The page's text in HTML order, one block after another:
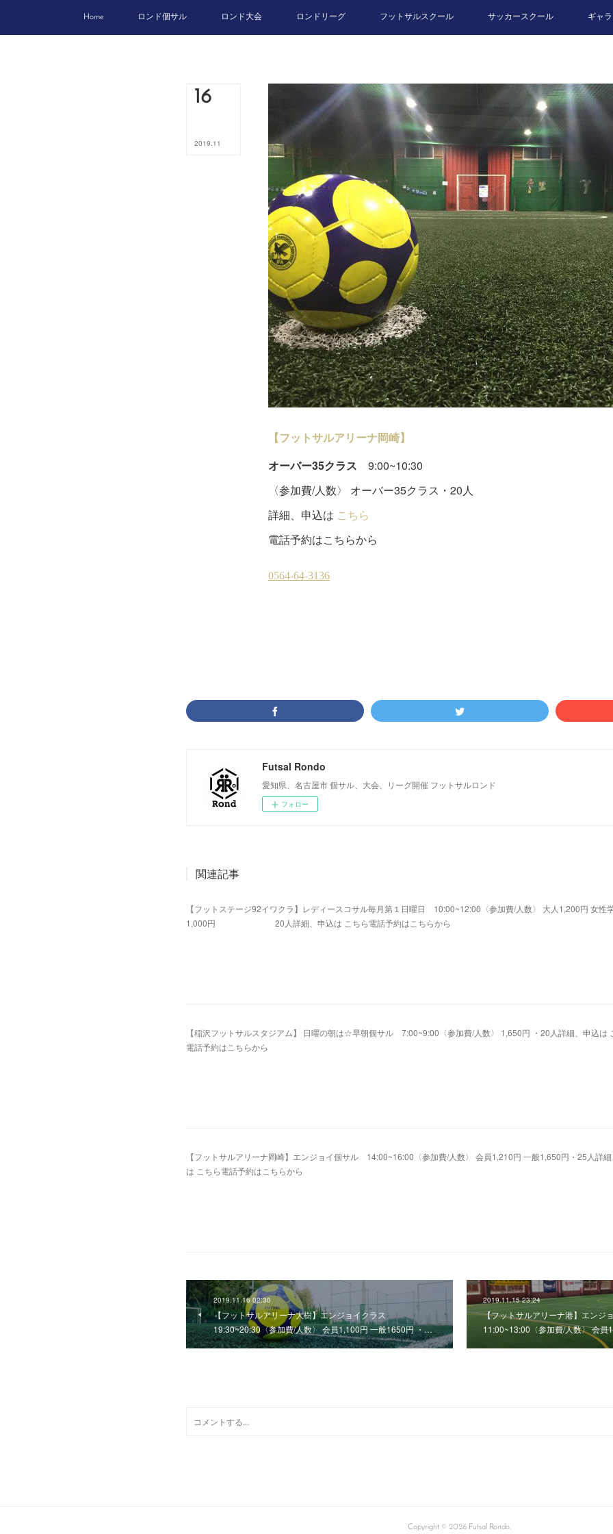
Home ロンド個サル ロンド大会 ロンドリーグ フットサルスクール サッカースクール ギャ
16
2019.11
【フットサルアリーナ岡崎】
オーバー35クラス 9:00~10:30
〈参加費/人数〉 オーバー35クラス・20人
詳細、申込は こちら
電話予約はこちらから
Futsal Rondo
愛知県、名古屋市 個サル、大会、リーグ開催 フットサルロンド
フォロー
関連記事
【フットステージ92イワクラ】レディースコサル毎月第１日曜日 10:00~12:00〈参加費/人数〉 大人1,200円 女性
1,000円 20人詳細、申込は こちら電話予約はこちらから
【稲沢フットサルスタジアム】 日曜の朝は☆早朝個サル 7:00~9:00〈参加費/人数〉 1,650円 ・20人詳細、申込は
電話予約はこちらから
【フットサルアリーナ岡崎】エンジョイ個サル 14:00~16:00〈参加費/人数〉 会員1,210円 一般1,650円・25人詳
は こちら電話予約はこちらから
2019.11.16 02:30
【フットサルアリーナ大樹】エンジョイクラス
19:30~20:30〈参加費/人数〉 会員1,100円 一般1650円 ・…
2019.11.15 23:24
【フットサルアリーナ港】エン
11:00~13:00〈参加費/人数〉 会
Copyright © 2026 Futsal Rondo.